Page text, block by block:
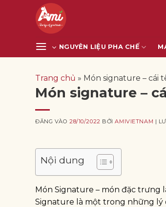
NGUYÊN LIỆU PHA CHẾ
Trang chủ » Món signature – cái
Món signature –
ĐĂNG VÀO28/10/2022 BỞIAMIVIETNAM |
Nội dung
Món Signature – món đặc trưng
Signature là một trong những lý